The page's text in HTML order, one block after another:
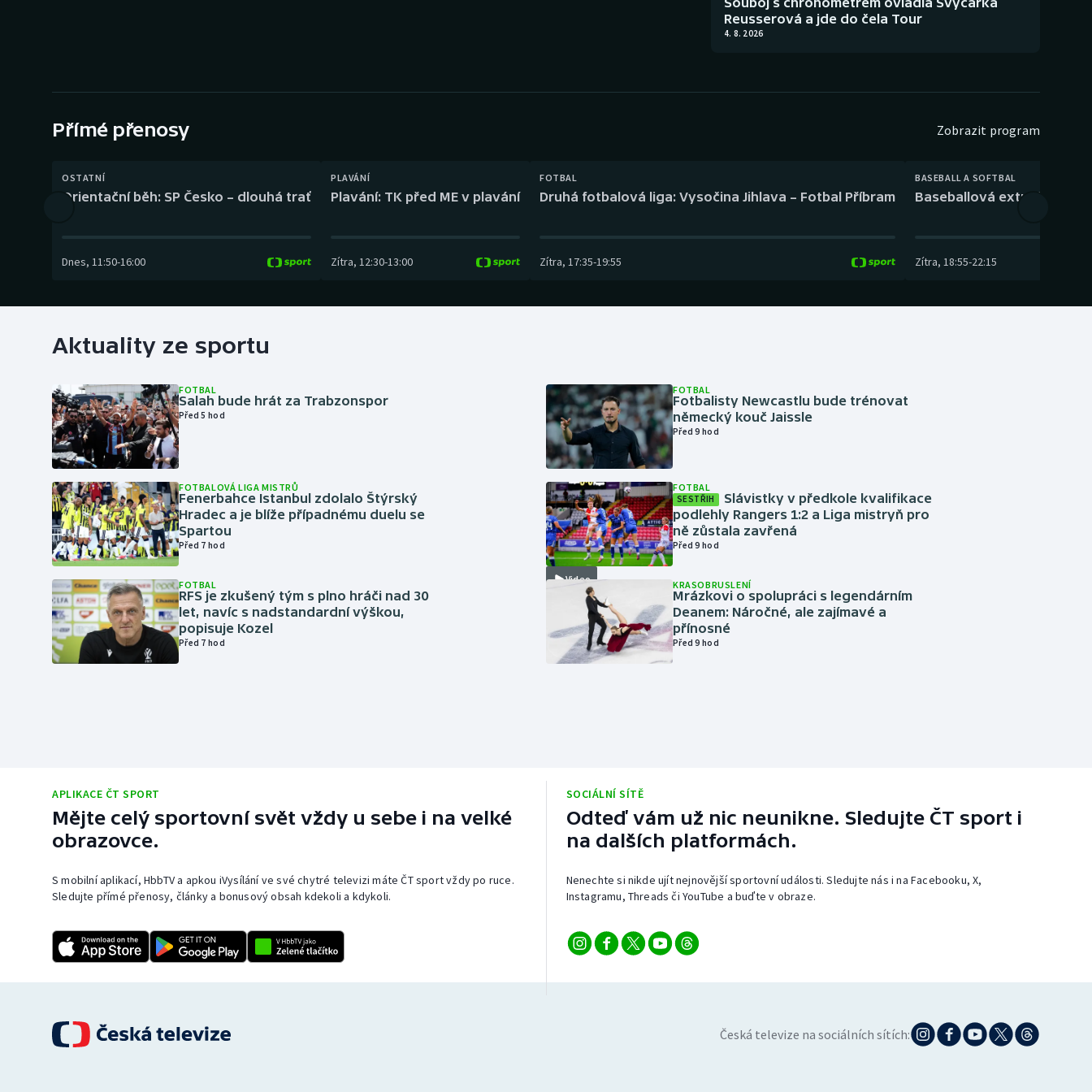
Gymnastika Plážový volejbal
Reusserová a jde do čela Tour
4. 8. 2026
Přímé přenosy Zobrazit program
OSTATNÍ
Orientační běh: SP Česko – dlouhá trať
Dnes, 11:50-16:00
PLAVÁNÍ
Plavání: TK před ME v plavání
Zítra, 12:30-13:00
FOTBAL
Druhá fotbalová liga: Vysočina Jihlava – Fotbal Příbram
Zítra, 17:35-19:55
BASEBALL A SOFTBAL
Baseballová extraliga:
Zítra, 18:55-22:15
Aktuality ze sportu
FOTBAL
Salah bude hrát za Trabzonspor
Před 5 hod
FOTBALOVÁ LIGA MISTRŮ
Fenerbahce Istanbul zdolalo Štýrský
Hradec a je blíže případnému duelu se
Spartou
Před 7 hod
FOTBAL
RFS je zkušený tým s plno hráči nad 30
let, navíc s nadstandardní výškou,
popisuje Kozel
Před 7 hod
FOTBAL
Fotbalisty Newcastlu bude trénovat
německý kouč Jaissle
Před 9 hod
Video
FOTBAL
SESTŘIH
Slávistky v předkole kvalifikace
podlehly Rangers 1:2 a Liga mistryň pro
ně zůstala zavřená
Před 9 hod
KRASOBRUSLENÍ
Mrázkovi o spolupráci s legendárním
Deanem: Náročné, ale zajímavé a
přínosné
Před 9 hod
APLIKACE ČT SPORT
Mějte celý sportovní svět vždy u sebe i na velké
obrazovce.
S mobilní aplikací, HbbTV a apkou iVysílání ve své chytré televizi máte ČT sport vždy po ruce.
Sledujte přímé přenosy, články a bonusový obsah kdekoli a kdykoli.
SOCIÁLNÍ SÍTĚ
Odteď vám už nic neunikne. Sledujte ČT sport i
na dalších platformách.
Nenechte si nikde ujít nejnovější sportovní události. Sledujte nás i na Facebooku, X,
Instagramu, Threads či YouTube a buďte v obraze.
Česká televize na sociálních sítích: